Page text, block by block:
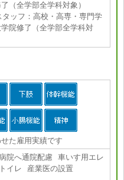
（全学部全学科対象）
ッフ：高校・高専・専門学
院修了（全学部全学科対
た雇用実績です
院へ通院配慮 車いす用エレ
イレ 産業医の設置